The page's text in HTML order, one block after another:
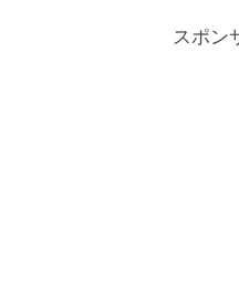
スポン